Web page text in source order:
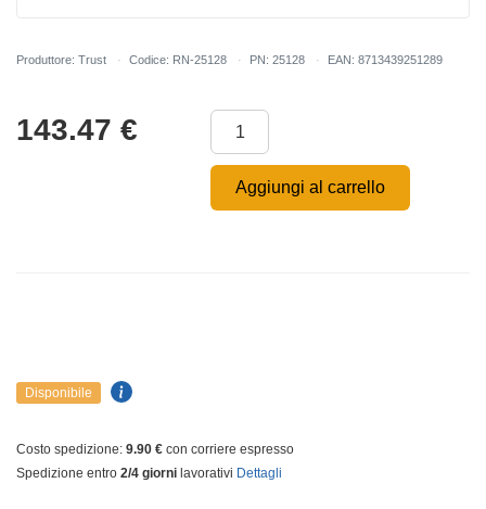
Produttore: Trust Codice: RN-25128 PN: 25128 EAN: 8713439251289
143.47 €
Aggiungi al carrello
Disponibile
Costo spedizione: 9.90 € con corriere espresso
Spedizione entro 2/4 giorni lavorativi Dettagli